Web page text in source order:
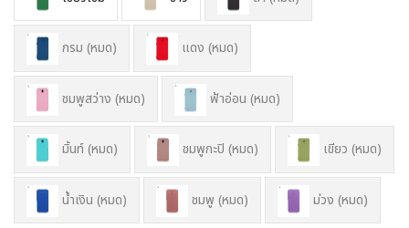
กรม (หมด) แดง (หมด)
ชมพูสว่าง (หมด) ฟ้าอ่อน (หมด)
มิ้นท์ (หมด) ชมพูกะปิ (หมด) เขียว (หมด)
น้ำเงิน (หมด) ชมพู (หมด) ม่วง (หมด)